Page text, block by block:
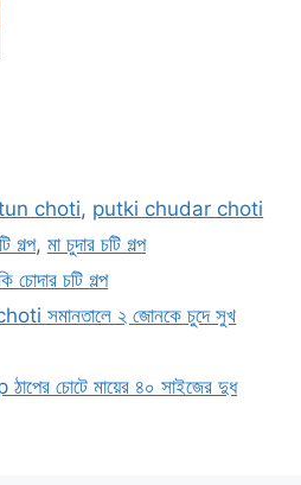
choti, putki chudar choti
গল্প, মা চুদার চটি গল্প
চোদার চটি গল্প
সমানতালে ২ জোনকে চুদে সুখ
চোটে মায়ের ৪০ সাইজের দুধ